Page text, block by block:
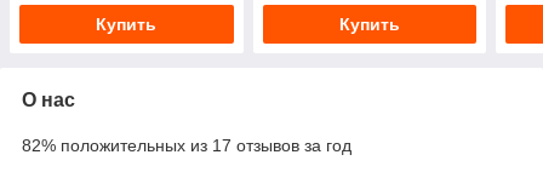
Купить Купить
О нас
82% положительных из 17 отзывов за год